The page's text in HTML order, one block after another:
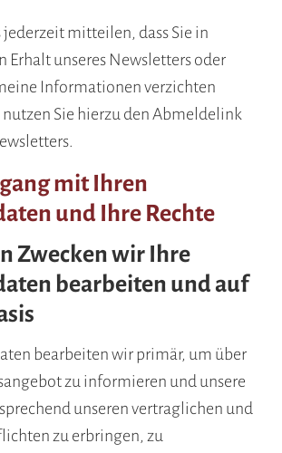
jederzeit mitteilen, dass Sie in
Erhalt unseres Newsletters oder
Informationen verzichten
Sie hierzu den Abmeldelink
mit Ihren
und Ihre Rechte
Zwecken wir Ihre
bearbeiten und auf
bearbeiten wir primär, um über
zu informieren und unsere
unseren vertraglichen und
zu erbringen, zu